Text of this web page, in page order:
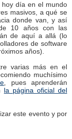
día en el mundo
masivos, a qué se
donde van, y así
10 años con las
de aquí a allá (lo
de software
años).
varias más en el
muchísimo
, pues aprenderán
la página oficial del
este evento y por